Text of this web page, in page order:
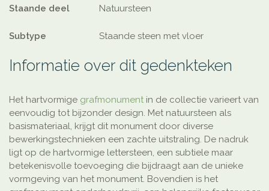
Staande deel Natuursteen
Subtype Staande steen met vloer
Informatie over dit gedenkteken
Het hartvormige grafmonument in de collectie varieert van
eenvoudig tot bijzonder design. Met natuursteen als
basismateriaal, krijgt dit monument door diverse
bewerkingstechnieken een zachte uitstraling. De nadruk
ligt op de hartvormige lettersteen, een subtiele maar
betekenisvolle toevoeging die bijdraagt aan de unieke
vormgeving van het monument. Bovendien is het